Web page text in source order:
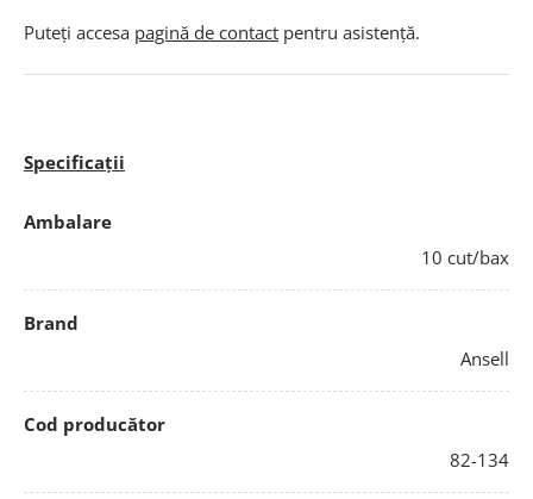
Puteți accesa pagină de contact pentru asistență.
Specificații
Ambalare
10 cut/bax
Brand
Ansell
Cod producător
82-134